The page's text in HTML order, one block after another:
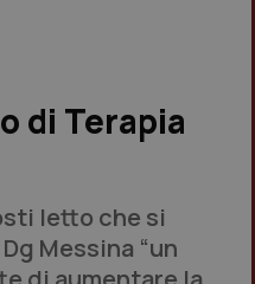
di Terapia
letto che si
Messina “un